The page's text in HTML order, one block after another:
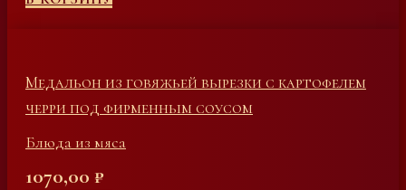
Медальон из говяжьей вырезки с картофелем
черри под фирменным соусом
Блюда из мяса
1070,00 ₽